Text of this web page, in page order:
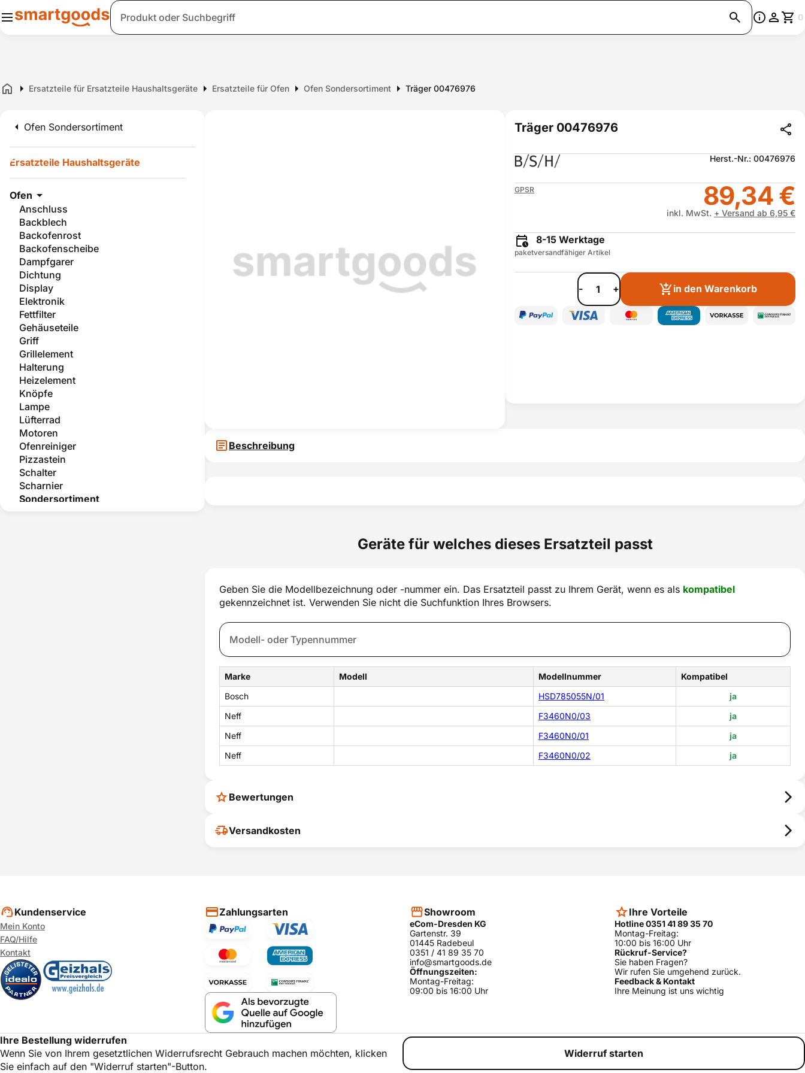
Suche 0
Home Ersatzteile für Ersatzteile Haushaltsgeräte Ersatzteile für Ofen Ofen Sondersortiment Träger 00476976
Ofen Sondersortiment
Ersatzteile Haushaltsgeräte
Ofen
Anschluss
Backblech
Backofenrost
Backofenscheibe
Dampfgarer
Dichtung
Display
Elektronik
Fettfilter
Gehäuseteile
Griff
Grillelement
Halterung
Heizelement
Knöpfe
Lampe
Lüfterrad
Motoren
Ofenreiniger
Pizzastein
Schalter
Scharnier
Sondersortiment
Träger 00476976
Herst.-Nr.: 00476976
GPSR 89,34 €
inkl. MwSt. + Versand ab 6,95 €
8-15 Werktage
paketversandfähiger Artikel
- + in den Warenkorb
Beschreibung
Geräte für welches dieses Ersatzteil passt
Geben Sie die Modellbezeichnung oder -nummer ein. Das Ersatzteil passt zu Ihrem Gerät, wenn es als kompatibel
gekennzeichnet ist. Verwenden Sie nicht die Suchfunktion Ihres Browsers.
Marke Modell Modellnummer
Kompatibel
Bosch
HSD785055N/01
ja
Neff
F3460N0/03
ja
Neff
F3460N0/01
ja
Neff
F3460N0/02 ja
Bewertungen
Ihr Feedback hilft uns, uns ständig zu
Versandkosten
Kundenservice
Mein Konto
FAQ/Hilfe
Kontakt
Zahlungsarten Showroom
eCom-Dresden KG
Gartenstr. 39
01445 Radebeul
0351 / 41 89 35 70
info@smartgoods.de
Öffnungszeiten:
Montag-Freitag:
09:00 bis 16:00 Uhr
Ihre Vorteile
Hotline 0351 41 89 35 70
Montag-Freitag:
10:00 bis 16:00 Uhr
Rückruf-Service?
Sie haben Fragen?
Wir rufen Sie umgehend zurück.
Feedback & Kontakt
Ihre Meinung ist uns wichtig
Ihre Bestellung widerrufen
Wenn Sie von Ihrem gesetztlichen Widerrufsrecht Gebrauch machen möchten, klicken
Sie einfach auf den "Widerruf starten"-Button.
Widerruf starten